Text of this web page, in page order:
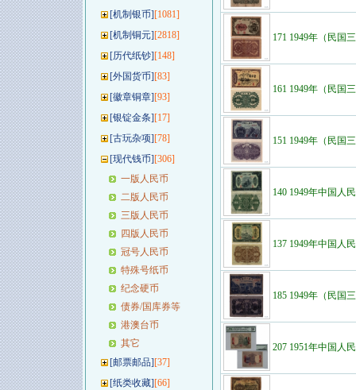
[机制银币][1081]
[机制铜元][2818]
[历代纸钞][148]
[外国货币][83]
[徽章铜章][93]
[银锭金条][17]
[古玩杂项][78]
[现代钱币][306]
一版人民币
二版人民币
三版人民币
四版人民币
冠号人民币
特殊号纸币
纪念硬币
债券/国库券等
港澳台币
其它
[邮票邮品][37]
[纸类收藏][66]
171 1949年（民国
161 1949年（民国
151 1949年（民国
140 1949年中国人
137 1949年中国人
185 1949年（民国
207 1951年中国人